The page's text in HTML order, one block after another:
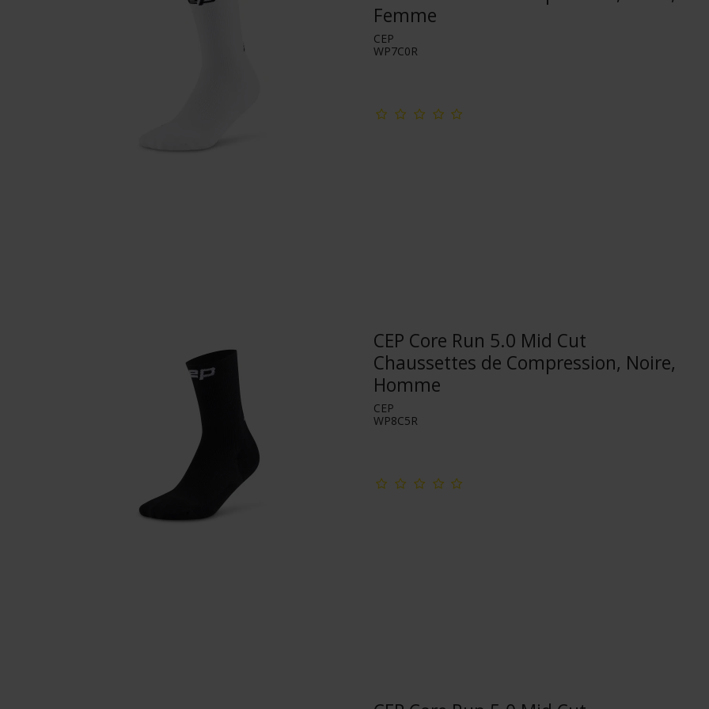
Femme
CEP
WP7C0R
CEP Core Run 5.0 Mid Cut
Chaussettes de Compression, Noire,
Homme
CEP
WP8C5R